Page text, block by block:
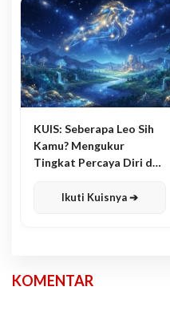
KUIS: Seberapa Leo Sih
Kamu? Mengukur
Tingkat Percaya Diri dan
Ikuti Kuisnya ➔
KOMENTAR